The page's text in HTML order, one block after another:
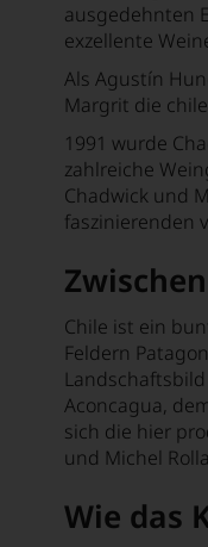
Bersano
Bertani
Béru
Beychevelle
Bickel-Stumpf
Billecart-Salmon
Binigrau Vins y
Biondi Santi
Biserno
Black Forest
ausgedehnten
exzellente
Als Agustín
Margrit die
1991 wurde
zahlreiche
Chadwick und
faszinierenden
Chile ist ein
Feldern
Aconcagua,
sich die hier
und Michel
Wie das